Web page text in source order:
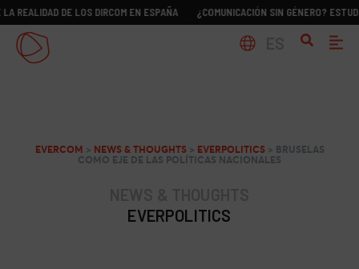
DE LOS DIRCOM EN ESPAÑA ¿COMUNICACIÓN SIN GÉNERO? ESTUDIO
EVERCOM > NEWS & THOUGHTS> EVERPOLITICS> BRUSELAS
COMO EJE DE LAS POLÍTICAS NACIONALES
EVERPOLITICS